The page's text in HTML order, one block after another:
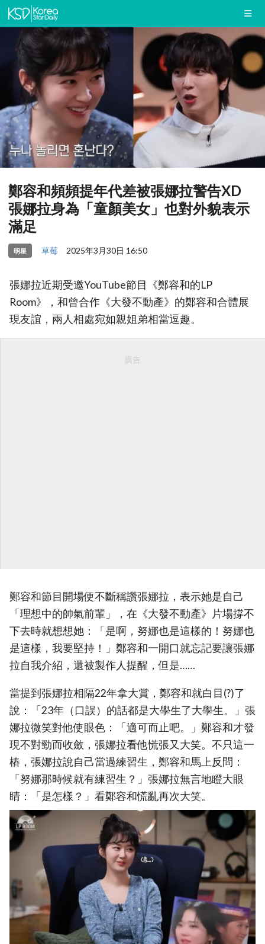
鄭容和頻頻提年代差被張娜拉警告XD
張娜拉身為「童顏美女」也對外貌表示
滿足
明星 草莓 2025年3月30日 16:50
張娜拉近期受邀YouTube節目《鄭容和的LP
Room》，和曾合作《大發不動產》的鄭容和合體展
現友誼，兩人相處宛如親姐弟相當逗趣。
廣告
鄭容和節目開場便不斷稱讚張娜拉，表示她是自己
「理想中的帥氣前輩」，在《大發不動產》片場撐不
下去時就想想她：「是啊，努娜也是這樣的！努娜也
是這樣，我要堅持！」鄭容和一開口就忘記要讓張娜
拉自我介紹，還被製作人提醒，但是……
當提到張娜拉相隔22年拿大賞，鄭容和就白目(?)了
說：「23年（口誤）的話都是大學生了大學生。」張
娜拉微笑對他使眼色：「適可而止吧。」鄭容和才發
現不對勁而收斂，張娜拉看他慌張又大笑。不只這一
樁，張娜拉說自己當過練習生，鄭容和馬上反問：
「努娜那時候就有練習生？」張娜拉無言地瞪大眼
睛：「是怎樣？」看鄭容和慌亂再次大笑。